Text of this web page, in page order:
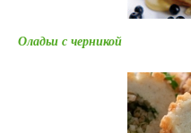
Оладьи с черникой